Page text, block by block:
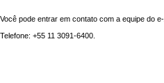
Você pode entrar em contato com a equipe do
Telefone: +55 11 3091-6400.